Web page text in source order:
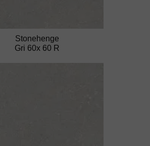
Stonehenge
Gri 60x 60 R